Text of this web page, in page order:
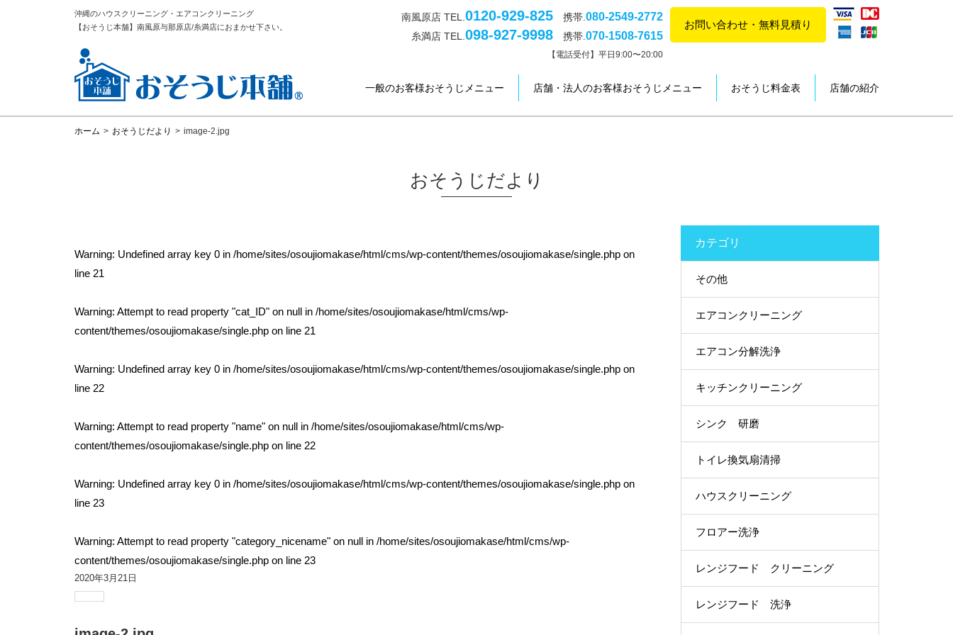
沖縄のハウスクリーニング・エアコンクリーニング
【おそうじ本舗】南風原与那原店/糸満店におまかせ下さい。
南風原店 TEL. 0120-929-825携帯. 080-2549-2772
糸満店 TEL. 098-927-9998携帯. 070-1508-7615
【電話受付】平日9:00〜20:00
お問い合わせ・無料見積り
一般のお客様おそうじメニュー 店舗・法人のお客様おそうじメニュー おそうじ料金表 店舗の紹介
ホーム > おそうじだより > image-2.jpg
おそうじだより
Warning: Undefined array key 0 in /home/sites/osoujiomakase/html/cms/wp-content/themes/osoujiomakase/single.phpon
line 21
Warning: Attempt to read property "cat_ID" on null in /home/sites/osoujiomakase/html/cms/wp-
content/themes/osoujiomakase/single.phpon line 21
Warning: Undefined array key 0 in /home/sites/osoujiomakase/html/cms/wp-content/themes/osoujiomakase/single.phpon
line 22
Warning: Attempt to read property "name" on null in /home/sites/osoujiomakase/html/cms/wp-
content/themes/osoujiomakase/single.phpon line 22
Warning: Undefined array key 0 in /home/sites/osoujiomakase/html/cms/wp-content/themes/osoujiomakase/single.phpon
line 23
Warning: Attempt to read property "category_nicename" on null in /home/sites/osoujiomakase/html/cms/wp-
content/themes/osoujiomakase/single.phpon line 23
2020年3月21日
カテゴリ
その他
エアコンクリーニング
エアコン分解洗浄
キッチンクリーニング
シンク 研磨
トイレ換気扇清掃
ハウスクリーニング
フロアー洗浄
レンジフード クリーニング
レンジフード 洗浄